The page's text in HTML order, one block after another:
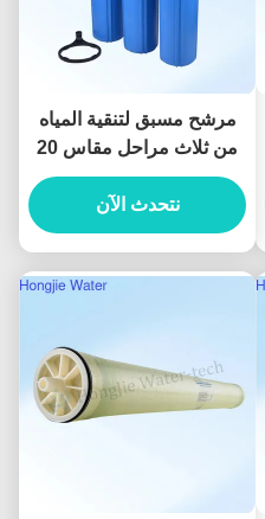
مرشح مسبق لتنقية المياه
من ثلاث مراحل مقاس 20
بوصة لتنقية مياه المنزل
بالكامل
نتحدث الآن